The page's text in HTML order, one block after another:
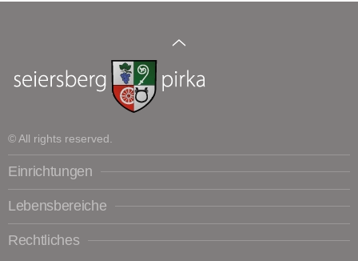
© All rights reserved.
Einrichtungen
Lebensbereiche
Rechtliches